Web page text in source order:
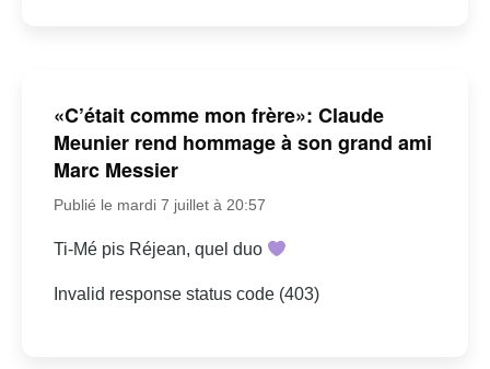
«C’était comme mon frère»: Claude
Meunier rend hommage à son grand ami
Marc Messier
Publié le mardi 7 juillet à 20:57
Ti-Mé pis Réjean, quel duo
Invalid response status code (403)